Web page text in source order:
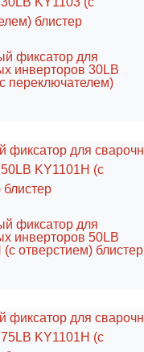
фиксатор для
инверторов 30LB
переключателем)
фиксатор для
инверторов 50LB
(с отверстием) блистер